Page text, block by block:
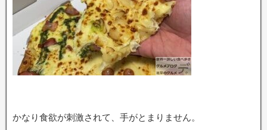
かなり食欲が刺激されて、手がとまりません。